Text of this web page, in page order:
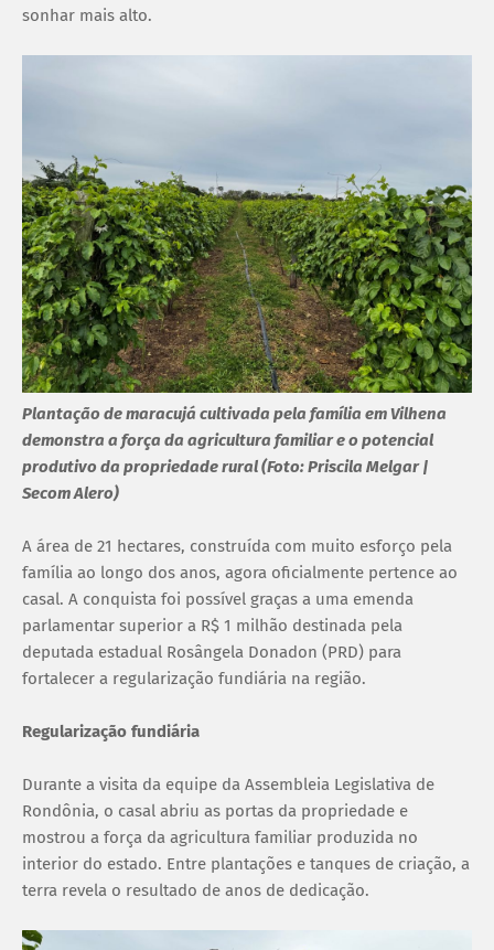
sonhar mais alto.
Plantação de maracujá cultivada pela família em Vilhena
demonstra a força da agricultura familiar e o potencial
produtivo da propriedade rural (Foto: Priscila Melgar |
Secom Alero)
A área de 21 hectares, construída com muito esforço pela
família ao longo dos anos, agora oficialmente pertence ao
casal. A conquista foi possível graças a uma emenda
parlamentar superior a R$ 1 milhão destinada pela
deputada estadual Rosângela Donadon (PRD) para
fortalecer a regularização fundiária na região.
Regularização fundiária
Durante a visita da equipe da Assembleia Legislativa de
Rondônia, o casal abriu as portas da propriedade e
mostrou a força da agricultura familiar produzida no
interior do estado. Entre plantações e tanques de criação, a
terra revela o resultado de anos de dedicação.